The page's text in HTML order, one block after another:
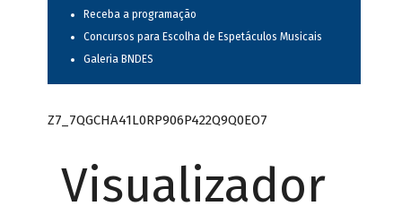
Receba a programação
Concursos para Escolha de Espetáculos Musicais
Galeria BNDES
Z7_7QGCHA41L0RP906P422Q9Q0EO7
Visualizador